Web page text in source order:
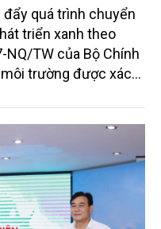
quá trình chuyển
triển xanh theo
TW của Bộ Chính
trường được xác
và cam kết bền vững
đưa phát thải ròng